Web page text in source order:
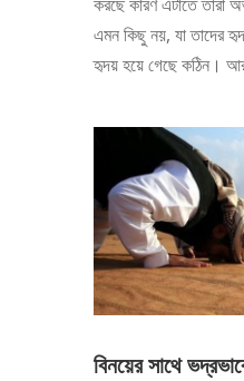
এমন কিছু নয়, যা তাদের
হৃদয় হয়ে গেছে কঠিন।
বিনয়ের সাথে